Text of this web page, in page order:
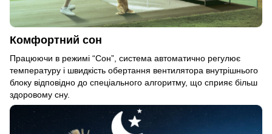
Комфортний сон
Працюючи в режимі “Сон”, система автоматично регулює
температуру і швидкість обертання вентилятора внутрішнього
блоку відповідно до спеціального алгоритму, що сприяє більш
здоровому сну.